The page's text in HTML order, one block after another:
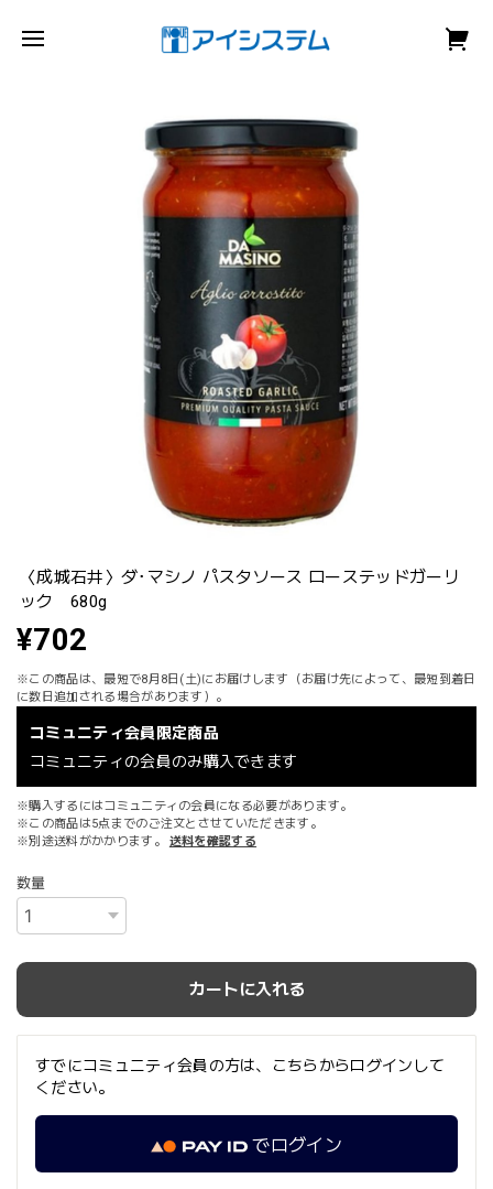
〈成城石井〉ダ･マシノ パスタソース ローステッドガーリ
ック 680g
¥702
※この商品は、最短で8月8日(土)にお届けします（お届け先によって、最短到着日
に数日追加される場合があります）。
コミュニティ会員限定商品
コミュニティの会員のみ購入できます
※購入するにはコミュニティの会員になる必要があります。
※この商品は5点までのご注文とさせていただきます。
※別途送料がかかります。
送料を確認する
数量
カートに入れる
すでにコミュニティ会員の方は、こちらからログインして
ください。
でログイン